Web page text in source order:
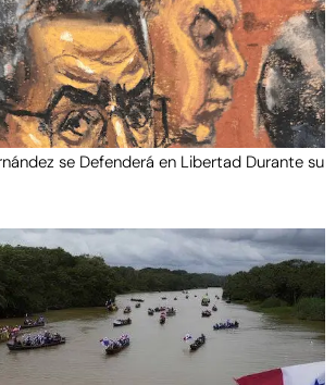
se Defenderá en Libertad Durante su